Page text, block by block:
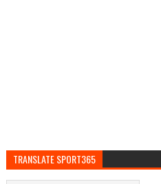
TRANSLATE SPORT365